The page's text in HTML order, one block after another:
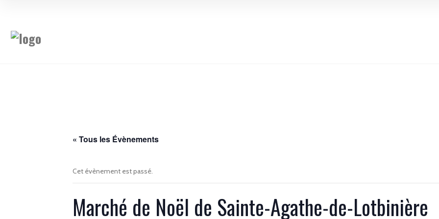
« Tous les Évènements
Cet évènement est passé.
Marché de Noël de Sainte-Agathe-de-Lotbinière